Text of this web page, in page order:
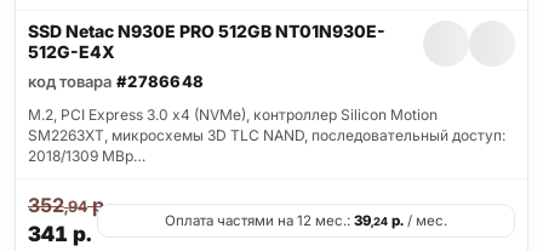
SSD Netac N930E PRO 512GB NT01N930E-
512G-E4X
код товара #2786648
M.2, PCI Express 3.0 x4 (NVMe), контроллер Silicon Motion
SM2263XT, микросхемы 3D TLC NAND, последовательный доступ:
2018/1309 MBp…
341 р.
352,94р.
Оплата частями на 12 мес.: 39,24р./ мес.